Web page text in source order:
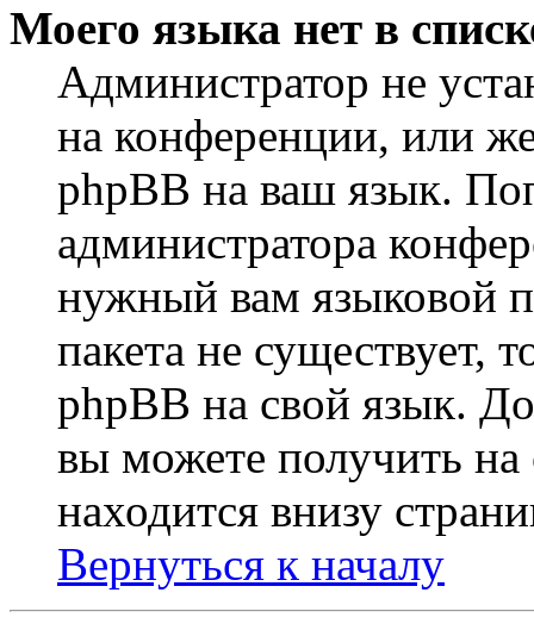
Моего языка нет в
Администратор не
на конференции, или
phpBB на ваш язык.
администратора
нужный вам языковой
пакета не существует,
phpBB на свой язык.
вы можете получить на
находится внизу
Вернуться к началу